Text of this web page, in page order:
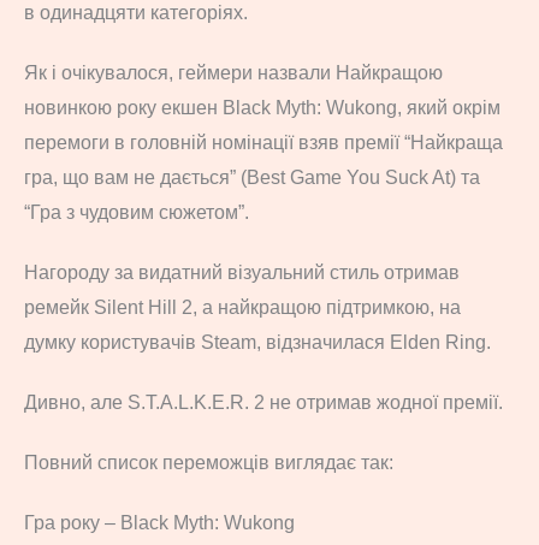
в одинадцяти категоріях.
Як і очікувалося, геймери назвали Найкращою
новинкою року екшен Black Myth: Wukong, який окрім
перемоги в головній номінації взяв премії “Найкраща
гра, що вам не дається” (Best Game You Suck At) та
“Гра з чудовим сюжетом”.
Нагороду за видатний візуальний стиль отримав
ремейк Silent Hill 2, а найкращою підтримкою, на
думку користувачів Steam, відзначилася Elden Ring.
Дивно, але S.T.A.L.K.E.R. 2 не отримав жодної премії.
Повний список переможців виглядає так:
Гра року – Black Myth: Wukong